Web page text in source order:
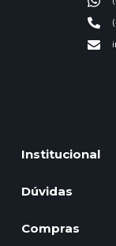
Institucional
Dúvidas
Compras